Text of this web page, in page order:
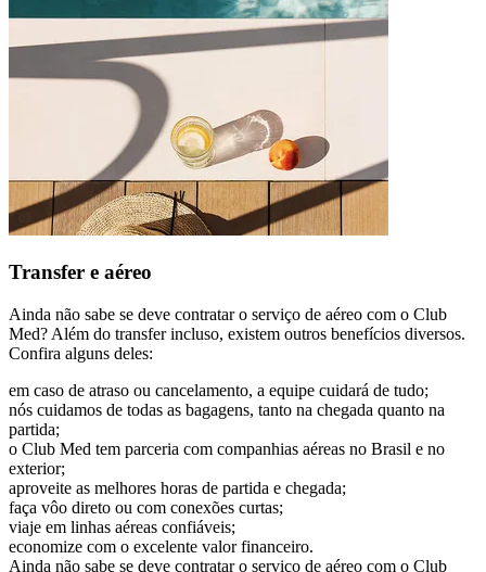
Transfer e aéreo
Ainda não sabe se deve contratar o serviço de aéreo com o Club
Med? Além do transfer incluso, existem outros benefícios diversos.
Confira alguns deles:
em caso de atraso ou cancelamento, a equipe cuidará de tudo;
nós cuidamos de todas as bagagens, tanto na chegada quanto na
partida;
o Club Med tem parceria com companhias aéreas no Brasil e no
exterior;
aproveite as melhores horas de partida e chegada;
faça vôo direto ou com conexões curtas;
viaje em linhas aéreas confiáveis;
economize com o excelente valor financeiro.
Ainda não sabe se deve contratar o serviço de aéreo com o Club